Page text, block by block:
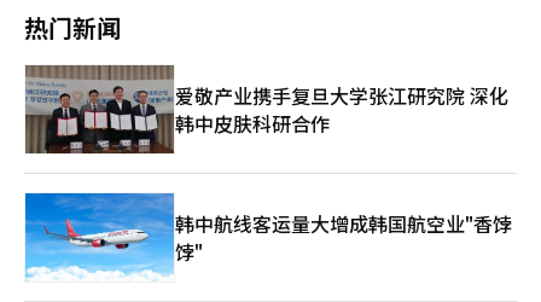
登上“全球公民音乐节”（Global Citizen Festival）的舞台。正
（Dreamers）的演唱，并在世界杯开幕式上表演。最近，防弹少
年团的世界巡演热度持续升温。防弹少年团于7日及9日至10日在
墨西哥城的GNP保险体育场（Estadio GNP Seguros）举行
了“BTS世界巡演‘阿里郎’在墨西哥城”（BTS WORLD TOUR
'ARIRANG' IN MEXICO CITY），与约15万观众见面。这是自2015
年7月以来，防弹少年团在墨西哥举行的完整专场演出，三场演出
均已售罄。在墨西哥演出结束后，防弹少年团将于17日至18日及
20日在美国斯坦福体育场（Stanford Stadium）继续进行“BTS
世界巡演‘阿里郎’在斯坦福”（BTS WORLD TOUR 'ARIRANG'
IN STANFORD）。※ 本报道经人工智能（AI）系统翻译与编辑。
不仅提升了门票销售，还带动了当地的住宿、航空、餐饮、交通和
周边商品消费。 墨西哥的演出也开始显现经济效益。HYBE估计，
BTS自7日起在墨西哥进行的3场演出将带来约1亿750万美元的经
济效益。当地报道也提到，墨西哥城演出期间，旅游和商业区的销
售额预计将大幅增长。 BTS经济学的核心在于粉丝的流动性。大型
粉丝群体的消费不仅限于演出场馆内。演出前后，机票、酒店、餐
饮、地方旅游和周边商品的购买也随之而来。城市将演出视为文化
活动和旅游事件，策划方则结合场馆外的体验内容，拓宽消费接触
点。 HYBE一直以来运营的“城市”模式也与这一趋势相吻合。在
演出举办城市各地设置快闪店、展览、餐饮联动活动等，扩展粉丝
体验的模式正在实施。与BTS世界巡演相关的“城市阿里郎”活动
也将在拉斯维加斯进行，因此演出经济效益有望超越门票销售，扩
展到城市层面的消费。 然而，巡演收益的预期可能会因实际票务
热门新闻
爱敬产业携手复旦大学张江研究院 深化
韩中皮肤科研合作
韩中航线客运量大增成韩国航空业"香饽
饽"